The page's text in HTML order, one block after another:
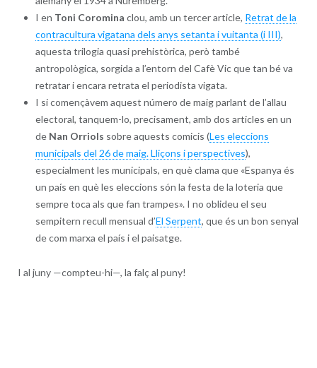
I en Toni Coromina clou, amb un tercer article, Retrat de la
contracultura vigatana dels anys setanta i vuitanta (i III),
aquesta trilogia quasi prehistòrica, però també
antropològica, sorgida a l’entorn del Cafè Vic que tan bé va
retratar i encara retrata el periodista vigata.
I si començàvem aquest número de maig parlant de l’allau
electoral, tanquem-lo, precisament, amb dos articles en un
de Nan Orriols sobre aquests comicis (Les eleccions
municipals del 26 de maig. Lliçons i perspectives),
especialment les municipals, en què clama que «Espanya és
un país en què les eleccions són la festa de la loteria que
sempre toca als que fan trampes». I no oblideu el seu
sempitern recull mensual d’El Serpent, que és un bon senyal
de com marxa el país i el paisatge.
I al juny —compteu-hi—, la falç al puny!